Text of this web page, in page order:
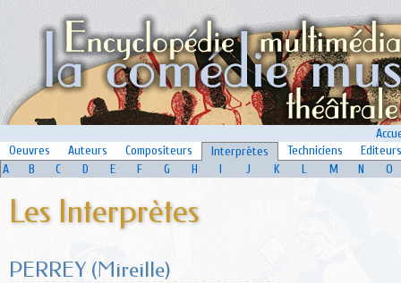
Oeuvres
Auteurs Compositeurs Interprètes Techniciens
Editeurs
A
B C D E F G H I J K L M N O
Les Interprètes
PERREY (Mireille)